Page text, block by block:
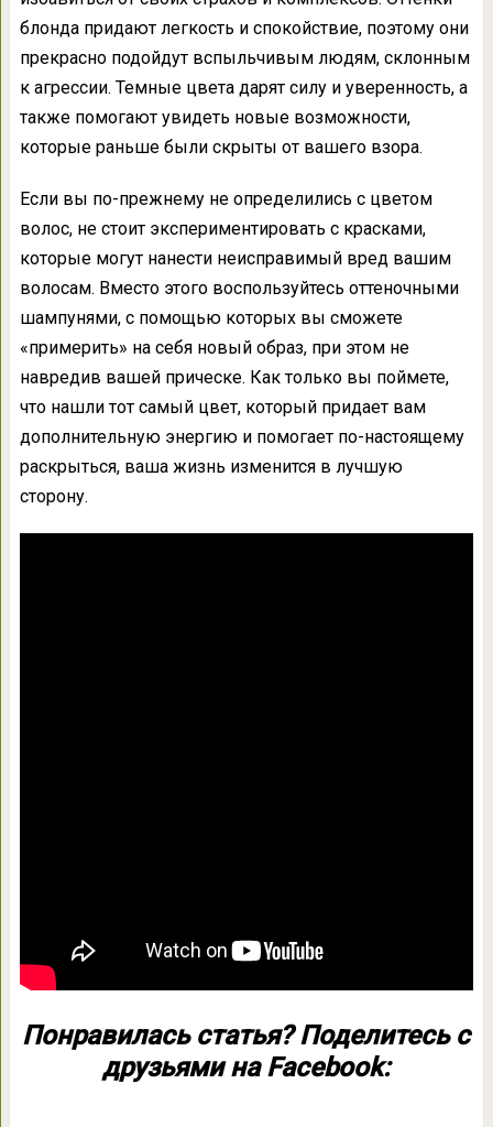
блонда придают легкость и спокойствие, поэтому они
прекрасно подойдут вспыльчивым людям, склонным
к агрессии. Темные цвета дарят силу и уверенность, а
также помогают увидеть новые возможности,
которые раньше были скрыты от вашего взора.
Если вы по-прежнему не определились с цветом
волос, не стоит экспериментировать с красками,
которые могут нанести неисправимый вред вашим
волосам. Вместо этого воспользуйтесь оттеночными
шампунями, с помощью которых вы сможете
«примерить» на себя новый образ, при этом не
навредив вашей прическе. Как только вы поймете,
что нашли тот самый цвет, который придает вам
дополнительную энергию и помогает по-настоящему
раскрыться, ваша жизнь изменится в лучшую
сторону.
Понравилась статья? Поделитесь с
друзьями на Facebook: